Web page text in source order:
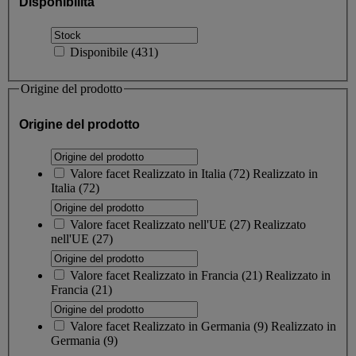
Disponibile (431)
Origine del prodotto
Origine del prodotto
Valore facet Realizzato in Italia (72) Realizzato in
Italia (72)
Valore facet Realizzato nell'UE (27) Realizzato
nell'UE (27)
Valore facet Realizzato in Francia (21) Realizzato in
Francia (21)
Valore facet Realizzato in Germania (9) Realizzato in
Germania (9)